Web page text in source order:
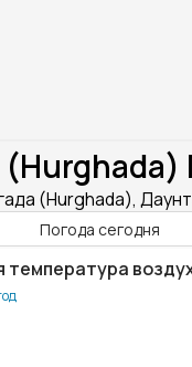
(Hurghada)
(Hurghada),
Погода сегодня
температура